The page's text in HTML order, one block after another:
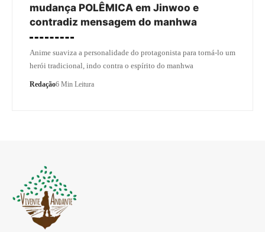
mudança POLÊMICA em Jinwoo e
contradiz mensagem do manhwa
Anime suaviza a personalidade do protagonista para torná-lo um
herói tradicional, indo contra o espírito do manhwa
Redação6 Min Leitura